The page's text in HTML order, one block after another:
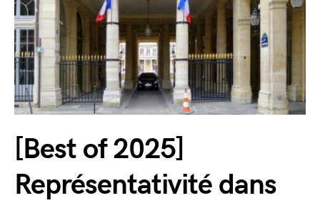
[Best of 2025]
Représentativité dans